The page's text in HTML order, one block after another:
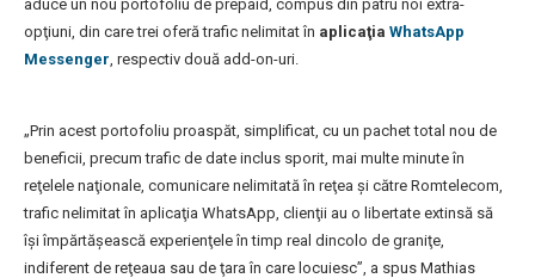
aduce un nou portofoliu de prepaid, compus din patru noi extra-
opţiuni, din care trei oferă trafic nelimitat în aplicaţia WhatsApp
Messenger , respectiv două add-on-uri.
„Prin acest portofoliu proaspăt, simplificat, cu un pachet total nou de
beneficii, precum trafic de date inclus sporit, mai multe minute în
reţelele naţionale, comunicare nelimitată în reţea şi către Romtelecom,
trafic nelimitat în aplicaţia WhatsApp, clienţii au o libertate extinsă să
îşi împărtăşească experienţele în timp real dincolo de graniţe,
indiferent de reţeaua sau de ţara în care locuiesc”, a spus Mathias